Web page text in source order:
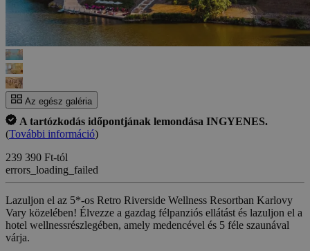
Az egész galéria
A tartózkodás időpontjának lemondása INGYENES.
(További információ)
239 390 Ft-tól
errors_loading_failed
Lazuljon el az 5*-os Retro Riverside Wellness Resortban Karlovy
Vary közelében! Élvezze a gazdag félpanziós ellátást és lazuljon el a
hotel wellnessrészlegében, amely medencével és 5 féle szaunával
várja.